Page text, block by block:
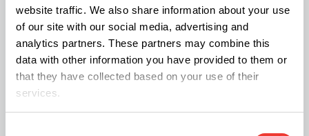
website traffic. We also share information about your use
of our site with our social media, advertising and
analytics partners. These partners may combine this
data with other information you have provided to them or
that they have collected based on your use of their
services.
A ma connaissance, il n y a pas d’effets
secondaires dangereux, comme lé prétend
l’ANSM, et pas plus que pour le THC. Il faut déjà
élaborer un programme d’étude et de recherche